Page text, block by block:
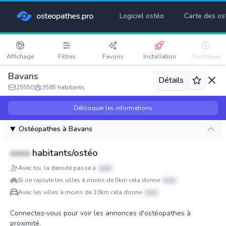
osteopathes.pro Logiciel ostéo Carte des
Affichage Filtres Favoris Installation Contribuer
Bavans
25550 3585 habitants
Détails
Débloquer les informations
Ostéopathes à Bavans
xxxx habitants/ostéo
Avec toi, la densité passe à
xxxx
Si on rajoute les villes à moins de 5km cela donne
xxxx
Avec les villes à moins de 10km cela donne
xxxx
Connectez-vous pour voir les annonces d'ostéopathes à
proximité.